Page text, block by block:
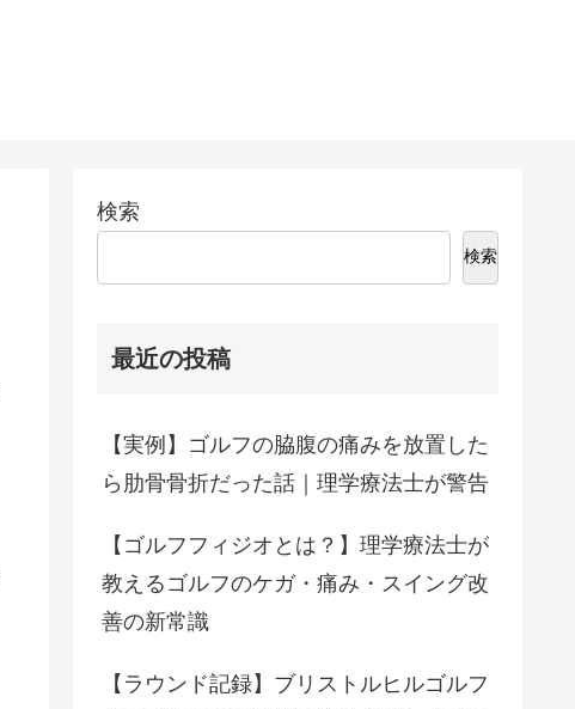
検索
検索
最近の投稿
【実例】ゴルフの脇腹の痛みを放置した
ら肋骨骨折だった話｜理学療法士が警告
【ゴルフフィジオとは？】理学療法士が
教えるゴルフのケガ・痛み・スイング改
善の新常識
【ラウンド記録】ブリストルヒルゴルフ